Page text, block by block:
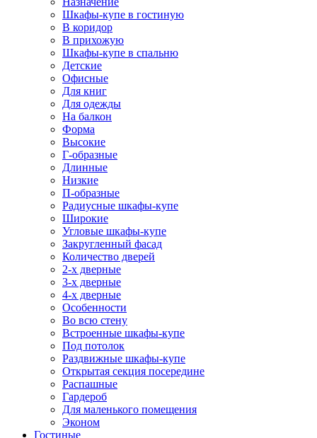
Шкафы-купе в гостиную
В коридор
В прихожую
Шкафы-купе в спальню
Детские
Офисные
Для книг
Для одежды
На балкон
Форма
Высокие
Г-образные
Длинные
Низкие
П-образные
Радиусные шкафы-купе
Широкие
Угловые шкафы-купе
Закругленный фасад
Количество дверей
2-х дверные
3-х дверные
4-х дверные
Особенности
Во всю стену
Встроенные шкафы-купе
Под потолок
Раздвижные шкафы-купе
Открытая секция посередине
Распашные
Гардероб
Для маленького помещения
Эконом
Гостиные